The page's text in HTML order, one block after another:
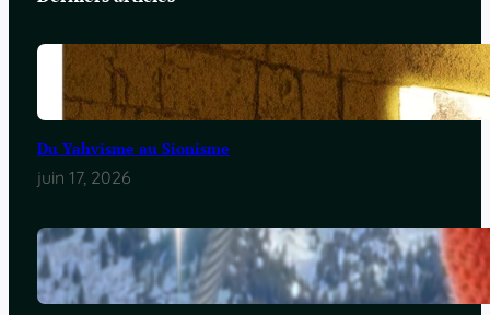
Du Yahvisme au Sionisme
juin 17, 2026